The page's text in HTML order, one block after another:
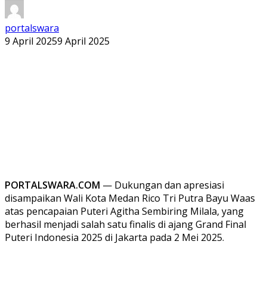
portalswara
9 April 20259 April 2025
PORTALSWARA.COM — Dukungan dan apresiasi
disampaikan Wali Kota Medan Rico Tri Putra Bayu Waas
atas pencapaian Puteri Agitha Sembiring Milala, yang
berhasil menjadi salah satu finalis di ajang Grand Final
Puteri Indonesia 2025 di Jakarta pada 2 Mei 2025.